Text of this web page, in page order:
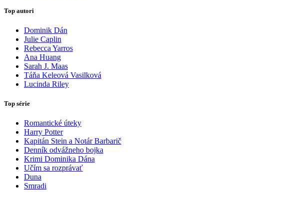
Top autori
Dominik Dán
Julie Caplin
Rebecca Yarros
Ana Huang
Sarah J. Maas
Táňa Keleová Vasilková
Lucinda Riley
Top série
Romantické úteky
Harry Potter
Kapitán Stein a Notár Barbarič
Denník odvážneho bojka
Krimi Dominika Dána
Učím sa rozprávať
Duna
Smradi